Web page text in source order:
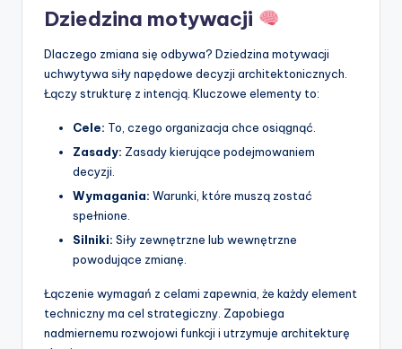
Dziedzina motywacji
Dlaczego zmiana się odbywa? Dziedzina motywacji
uchwytywa siły napędowe decyzji architektonicznych.
Łączy strukturę z intencją. Kluczowe elementy to:
Cele: To, czego organizacja chce osiągnąć.
Zasady: Zasady kierujące podejmowaniem
decyzji.
Wymagania: Warunki, które muszą zostać
spełnione.
Silniki: Siły zewnętrzne lub wewnętrzne
powodujące zmianę.
Łączenie wymagań z celami zapewnia, że każdy element
techniczny ma cel strategiczny. Zapobiega
nadmiernemu rozwojowi funkcji i utrzymuje architekturę